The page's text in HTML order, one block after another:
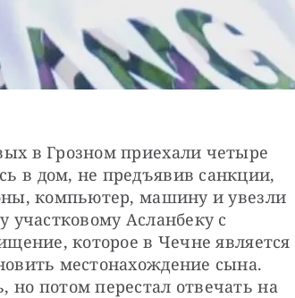
в Грозном приехали четыре
в дом, не предъявив санкции,
компьютер, машину и увезли
участковому Асланбеку с
которое в Чечне является
местонахождение сына.
потом перестал отвечать на